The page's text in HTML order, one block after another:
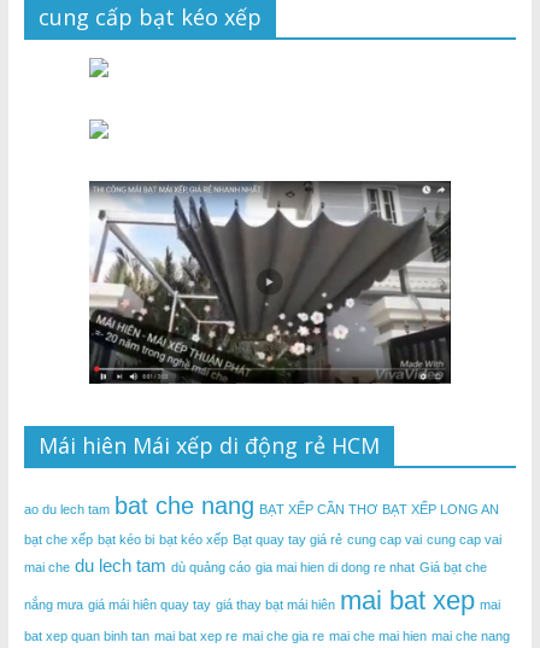
cung cấp bạt kéo xếp
Mái hiên Mái xếp di động rẻ HCM
ao du lech tam bat che nang BẠT XẾP CẦN THƠ BẠT XẾP LONG AN
bạt che xếp bạt kéo bi bạt kéo xếp Bạt quay tay giá rẻ cung cap vai cung cap vai
mai che du lech tam dù quảng cáo gia mai hien di dong re nhat Giá bạt che
nắng mưa giá mái hiên quay tay giá thay bạt mái hiên mai bat xep mai
bat xep quan binh tan mai bat xep re mai che gia re mai che mai hien mai che nang